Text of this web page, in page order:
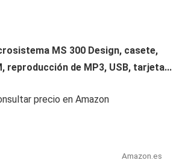
MS 300 Design, casete,
reproducción de MP3, USB, tarjeta...
precio en Amazon
Amazon.es